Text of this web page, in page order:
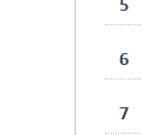
5
6
7